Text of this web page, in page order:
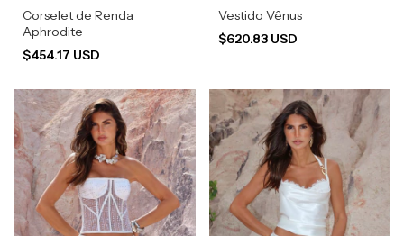
Corselet de Renda
Aphrodite
$454.17 USD
Vestido Vênus
$620.83 USD